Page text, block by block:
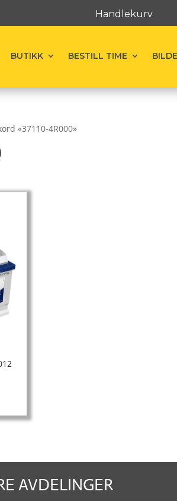
Handlekurv
BUTIKK BESTILL TIME
«37110-4R000»
AVDELINGER